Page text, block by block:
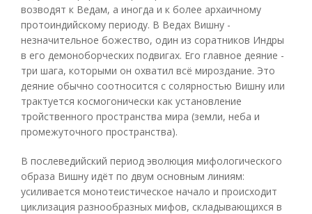
возводят к Ведам, а иногда и к более архаичному
протоиндийскому периоду. В Ведах Вишну -
незначительное божество, один из соратников Индры
в его демоноборческих подвигах. Его главное деяние -
три шага, которыми он охватил всё мироздание. Это
деяние обычно соотносится с солярностью Вишну или
трактуется космогонически как установление
тройственного пространства мира (земли, неба и
промежуточного пространства).
В послеведийский период эволюция мифологического
образа Вишну идёт по двум основным линиям:
усиливается монотеистическое начало и происходит
циклизация разнообразных мифов, складывающихся в